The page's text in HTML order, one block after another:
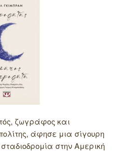
ζωγράφος και
άφησε μια σίγουρη
στην Αμερική